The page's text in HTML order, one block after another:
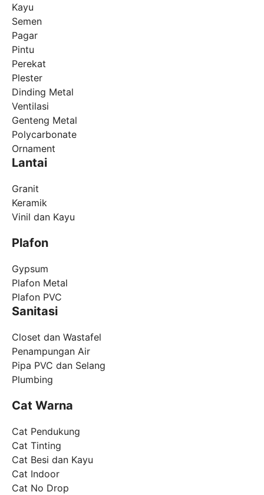
Kayu
Semen
Pagar
Pintu
Perekat
Plester
Dinding Metal
Ventilasi
Genteng Metal
Polycarbonate
Ornament
Lantai
Granit
Keramik
Vinil dan Kayu
Plafon
Gypsum
Plafon Metal
Plafon PVC
Sanitasi
Closet dan Wastafel
Penampungan Air
Pipa PVC dan Selang
Plumbing
Cat Warna
Cat Pendukung
Cat Tinting
Cat Besi dan Kayu
Cat Indoor
Cat No Drop